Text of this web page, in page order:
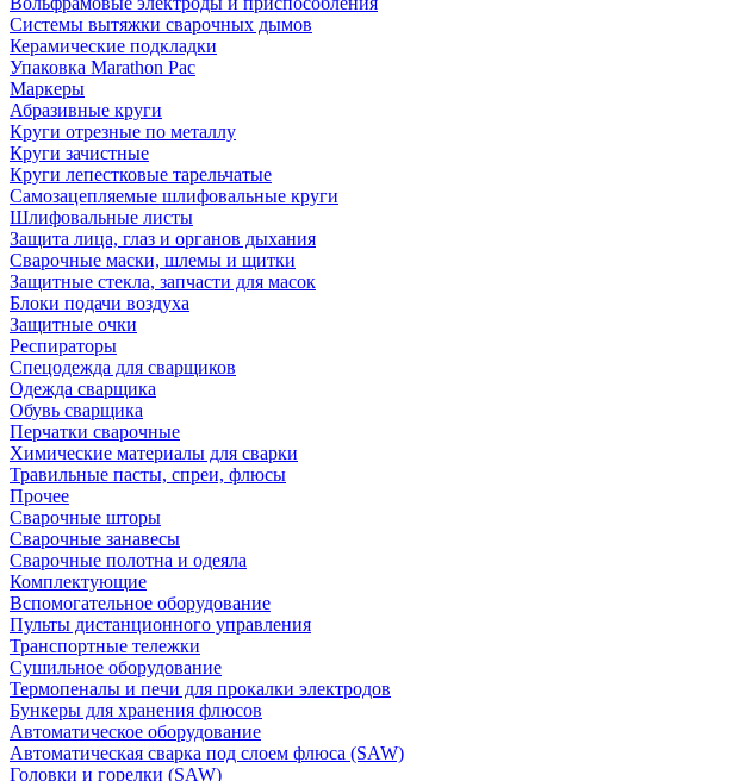
Системы вытяжки сварочных дымов
Керамические подкладки
Упаковка Marathon Pac
Маркеры
Абразивные круги
Круги отрезные по металлу
Круги зачистные
Круги лепестковые тарельчатые
Самозацепляемые шлифовальные круги
Шлифовальные листы
Защита лица, глаз и органов дыхания
Сварочные маски, шлемы и щитки
Защитные стекла, запчасти для масок
Блоки подачи воздуха
Защитные очки
Респираторы
Спецодежда для сварщиков
Одежда сварщика
Обувь сварщика
Перчатки сварочные
Химические материалы для сварки
Травильные пасты, спреи, флюсы
Прочее
Сварочные шторы
Сварочные занавесы
Сварочные полотна и одеяла
Комплектующие
Вспомогательное оборудование
Пульты дистанционного управления
Транспортные тележки
Сушильное оборудование
Термопеналы и печи для прокалки электродов
Бункеры для хранения флюсов
Автоматическое оборудование
Автоматическая сварка под слоем флюса (SAW)
Головки и горелки (SAW)